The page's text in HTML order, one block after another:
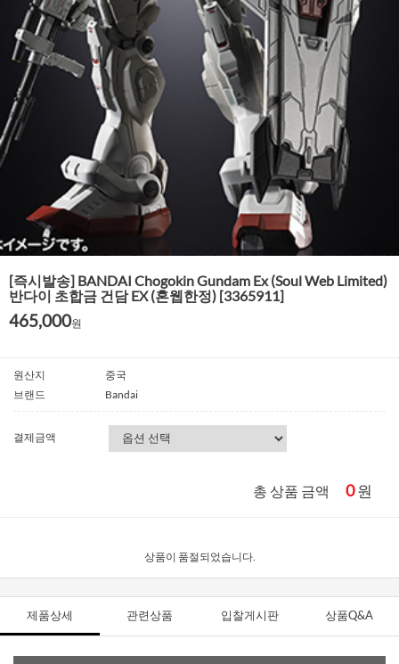
[즉시발송] BANDAI Chogokin Gundam Ex (Soul Web Limited)
반다이 초합금 건담 EX (혼웹한정) [3365911]
465,000원
원산지
중국
브랜드
Bandai
결제금액
총 상품 금액 0원
상품이 품절되었습니다.
제품상세 관련상품 입찰게시판 상품Q&A